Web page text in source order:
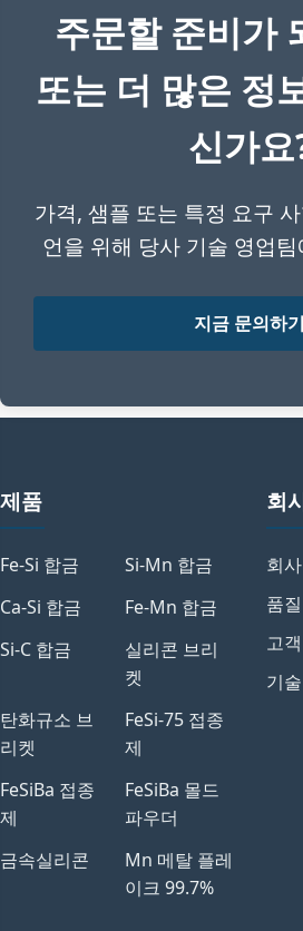
Steel
Specialty
Ferro
FeSi75-SS,
FeSi75-ULC
Si:
C:
Al:
Ferro
Purity)
+3 more
주문할 준비가
또는 더 많은 정
신가요
가격, 샘플 또는 특정 요구
언을 위해 당사 기술 영업
지금 문의하기
제품
Fe-Si 합금
Si-Mn 합금
Ca-Si 합금
Fe-Mn 합금
Si-C 합금
실리콘 브리
켓
탄화규소 브
리켓
FeSi-75 접종
제
FeSiBa 접종
제
FeSiBa 몰드
파우더
금속실리콘
Mn 메탈 플레
이크 99.7%
회
회
품
고
기